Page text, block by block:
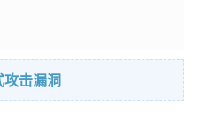
击漏洞